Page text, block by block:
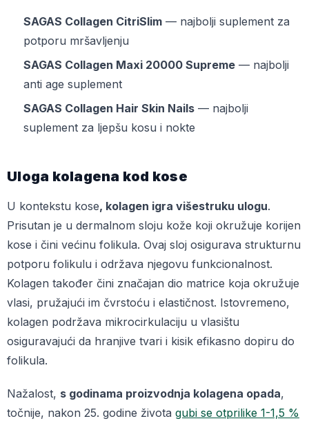
SAGAS Collagen CitriSlim — najbolji suplement za
potporu mršavljenju
SAGAS Collagen Maxi 20000 Supreme — najbolji
anti age suplement
SAGAS Collagen Hair Skin Nails — najbolji
suplement za ljepšu kosu i nokte
Uloga kolagena kod kose
U kontekstu kose, kolagen igra višestruku ulogu.
Prisutan je u dermalnom sloju kože koji okružuje korijen
kose i čini većinu folikula. Ovaj sloj osigurava strukturnu
potporu folikulu i održava njegovu funkcionalnost.
Kolagen također čini značajan dio matrice koja okružuje
vlasi, pružajući im čvrstoću i elastičnost. Istovremeno,
kolagen podržava mikrocirkulaciju u vlasištu
osiguravajući da hranjive tvari i kisik efikasno dopiru do
folikula.
Nažalost, s godinama proizvodnja kolagena opada,
točnije, nakon 25. godine života gubi se otprilike 1-1,5 %